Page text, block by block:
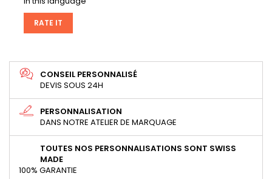
RATE IT
CONSEIL PERSONNALISÉ
DEVIS SOUS 24H
PERSONNALISATION
DANS NOTRE ATELIER DE MARQUAGE
TOUTES NOS PERSONNALISATIONS SONT SWISS
MADE
100% GARANTIE